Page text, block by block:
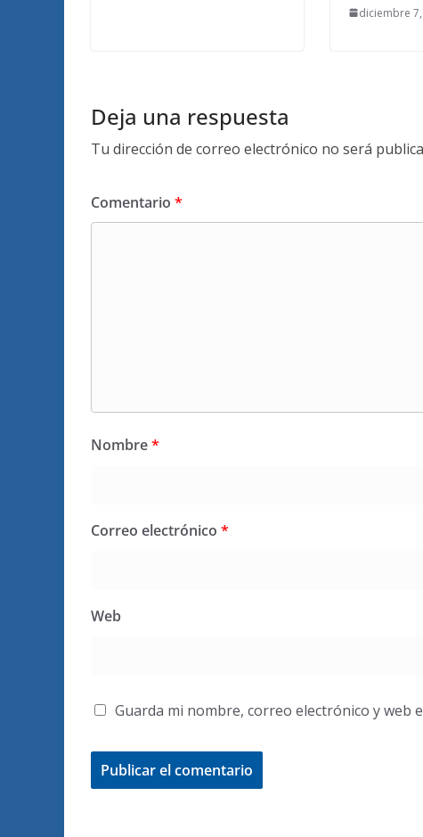
diciembre
Deja una respuesta
Tu dirección de correo electrónico no será
Comentario *
Nombre*
Correo electrónico *
Web
Guarda mi nombre, correo electrónico y web